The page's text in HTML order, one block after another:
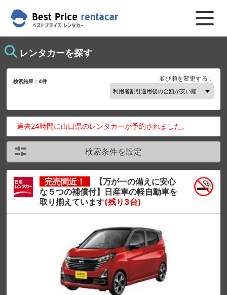
レンタカーを探す
検索結果：4件 並び順を変更する：
過去24時間に山口県のレンタカーが予約されました。
検索条件を設定
完売間近！
【万が一の備えに安心
な５つの補償付】日産車の軽自動車を
取り揃えています(残り3台)